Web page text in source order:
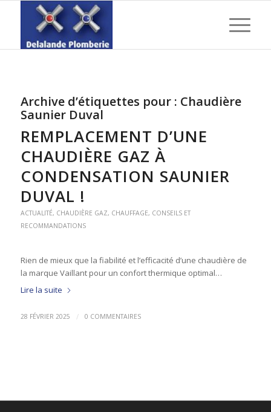
Archive d’étiquettes pour : Chaudière
Saunier Duval
REMPLACEMENT D’UNE
CHAUDIÈRE GAZ À
CONDENSATION SAUNIER
DUVAL !
ACTUALITÉ, CHAUDIÈRE GAZ, CHAUFFAGE, CONSEILS ET
RECOMMANDATIONS
Rien de mieux que la fiabilité et l’efficacité d’une chaudière de
la marque Vaillant pour un confort thermique optimal…
Lire la suite
28 FÉVRIER 2025 / 0 COMMENTAIRES